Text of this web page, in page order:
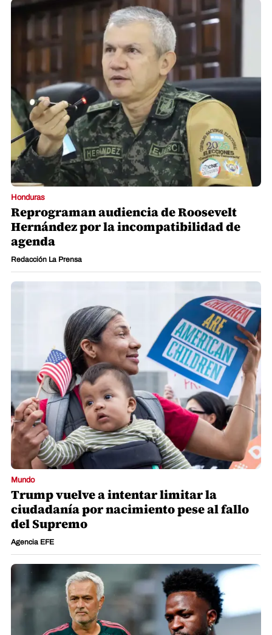
Honduras
Reprograman audiencia de Roosevelt
Hernández por la incompatibilidad de
agenda
Redacción La Prensa
Mundo
Trump vuelve a intentar limitar la
ciudadanía por nacimiento pese al fallo
del Supremo
Agencia EFE